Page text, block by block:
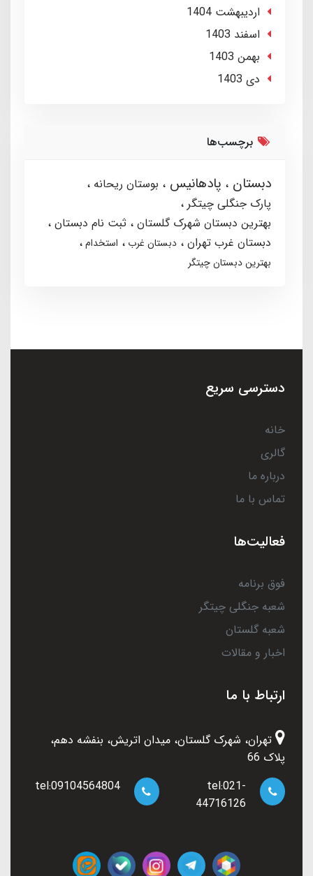
ارديبهشت 1404
اسفند 1403
بهمن 1403
دی 1403
برچسب‌ها
دبستان پادهانیس
بوستان ریحانه
پارک جنگلی چیتگر
بهترین دبستان شهرک گلستان ثبت نام دبستان
دبستان غرب تهران
دبستان غرب
استخدام
بهترین دبستان چیتگر
دسترسی سریع
خانه
گالری
درباره ما
تماس با ما
فعالیت‌ها
فوق برنامه
شعبه جنگلی چیتگر
شعبه گلستان
اخبار و مقالات
ارتباط با ما
تهران، شهرک گلستان، میدان اتریش، بنفشه دهم،
پلاک 66
tel:021-
44716126
tel:09104564804